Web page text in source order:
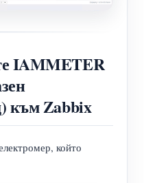
IAMMETER
към Zabbix
който